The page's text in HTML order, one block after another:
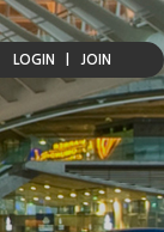
LOGIN JOIN